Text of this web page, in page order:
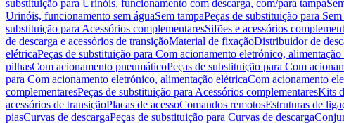
substituição para Urinóis, funcionamento com descarga, com/para tampa
Urinóis, funcionamento sem águaSem tampaPeças de substituição para Sem
substituição para Acessórios complementaresSifões e acessórios
de descarga e acessórios de transiçãoMaterial de fixaçãoDistribuidor de
elétricaPeças de substituição para Com acionamento eletrónico, alimentação
pilhasCom acionamento pneumáticoPeças de substituição para Com
para Com acionamento eletrónico, alimentação elétricaCom acionamento
complementaresPeças de substituição para Acessórios complementaresKits
acessórios de transiçãoPlacas de acessoComandos remotosEstruturas de
piasCurvas de descargaPeças de substituição para Curvas de descarga